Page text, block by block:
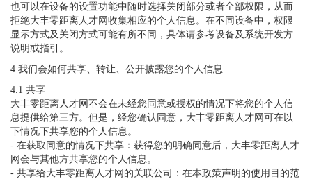
也可以在设备的设置功能中随时选择关闭部分或者全部权限，从而
拒绝大丰零距离人才网收集相应的个人信息。在不同设备中，权限
显示方式及关闭方式可能有所不同，具体请参考设备及系统开发方
说明或指引。
4 我们会如何共享、转让、公开披露您的个人信息
4.1 共享
大丰零距离人才网不会在未经您同意或授权的情况下将您的个人信
息提供给第三方。但是，经您确认同意，大丰零距离人才网可在以
下情况下共享您的个人信息。
- 在获取同意的情况下共享：获得您的明确同意后，大丰零距离人才
网会与其他方共享您的个人信息。
- 共享给大丰零距离人才网的关联公司：在本政策声明的使用目的范